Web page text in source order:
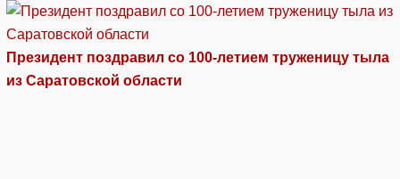
Президент поздравил со 100-летием труженицу тыла
из Саратовской области